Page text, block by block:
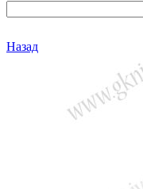
Назад